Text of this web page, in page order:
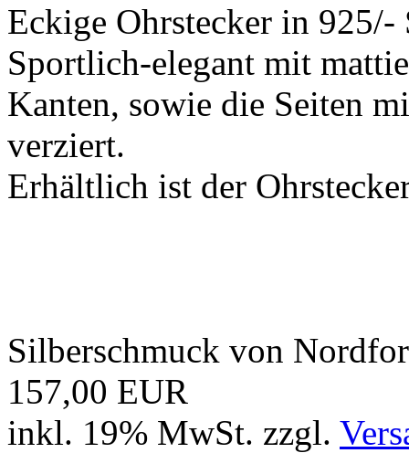
Eckige Ohrstecker in
Sportlich-elegant mit
Kanten, sowie die Seiten
verziert.
Erhältlich ist der
Silberschmuck von
157,00 EUR
inkl. 19% MwSt. zzgl.